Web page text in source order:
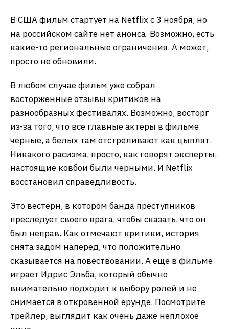
В США фильм стартует на Netflix с 3 ноября, но
на российском сайте нет анонса. Возможно, есть
какие-то региональные ограничения. А может,
просто не обновили.
В любом случае фильм уже собрал
восторженные отзывы критиков на
разнообразных фестивалях. Возможно, восторг
из-за того, что все главные актеры в фильме
черные, а белых там отстреливают как цыплят.
Никакого расизма, просто, как говорят эксперты,
настоящие ковбои были черными. И Netflix
восстановил справедливость.
Это вестерн, в котором банда преступников
преследует своего врага, чтобы сказать, что он
был неправ. Как отмечают критики, история
снята задом наперед, что положительно
сказывается на повествовании. А ещё в фильме
играет Идрис Эльба, который обычно
внимательно подходит к выбору ролей и не
снимается в откровенной ерунде. Посмотрите
трейлер, выглядит как очень даже неплохое